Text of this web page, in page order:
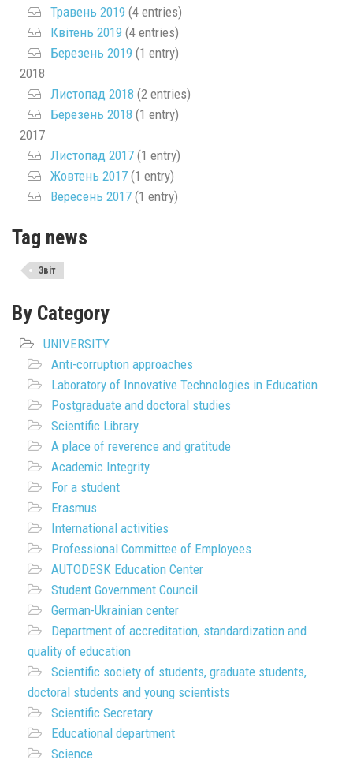
Травень 2019 (4 entries)
Квітень 2019 (4 entries)
Березень 2019 (1 entry)
2018
Листопад 2018 (2 entries)
Березень 2018 (1 entry)
2017
Листопад 2017 (1 entry)
Жовтень 2017 (1 entry)
Вересень 2017 (1 entry)
Tag news
Звіт
By Category
UNIVERSITY
Anti-corruption approaches
Laboratory of Innovative Technologies in Education
Postgraduate and doctoral studies
Scientific Library
A place of reverence and gratitude
Academic Integrity
For a student
Erasmus
International activities
Professional Committee of Employees
AUTODESK Education Center
Student Government Council
German-Ukrainian center
Department of accreditation, standardization and
quality of education
Scientific society of students, graduate students,
doctoral students and young scientists
Scientific Secretary
Educational department
Science